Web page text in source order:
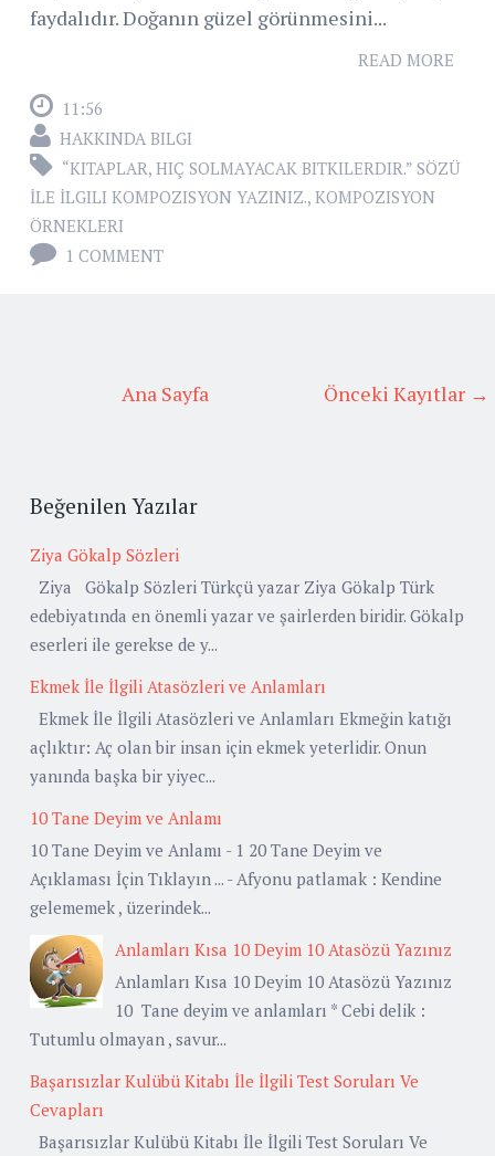
faydalıdır. Doğanın güzel görünmesini...
READ MORE
11:56
HAKKINDA BILGI
“KITAPLAR, HIÇ SOLMAYACAK BITKILERDIR.” SÖZÜ
İLE İLGILI KOMPOZISYON YAZINIZ., KOMPOZISYON
ÖRNEKLERI
1 COMMENT
Önceki Kayıtlar →
Ana Sayfa
Beğenilen Yazılar
Ziya Gökalp Sözleri
Ziya Gökalp Sözleri Türkçü yazar Ziya Gökalp Türk
edebiyatında en önemli yazar ve şairlerden biridir. Gökalp
eserleri ile gerekse de y...
Ekmek İle İlgili Atasözleri ve Anlamları
Ekmek İle İlgili Atasözleri ve Anlamları Ekmeğin katığı
açlıktır: Aç olan bir insan için ekmek yeterlidir. Onun
yanında başka bir yiyec...
10 Tane Deyim ve Anlamı
10 Tane Deyim ve Anlamı - 1 20 Tane Deyim ve
Açıklaması İçin Tıklayın ... - Afyonu patlamak : Kendine
gelememek , üzerindek...
Anlamları Kısa 10 Deyim 10 Atasözü Yazınız
Anlamları Kısa 10 Deyim 10 Atasözü Yazınız
10 Tane deyim ve anlamları * Cebi delik :
Tutumlu olmayan , savur...
Başarısızlar Kulübü Kitabı İle İlgili Test Soruları Ve
Cevapları
Başarısızlar Kulübü Kitabı İle İlgili Test Soruları Ve